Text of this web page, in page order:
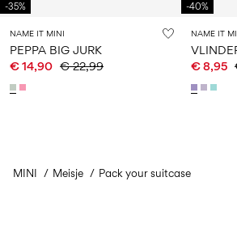
-35%
NAME IT MINI
PEPPA BIG JURK
€ 14,90 € 22,99
-40%
NAME IT
€ 8,95
Je hebt 24 van de 45 items
MINI Meisje Pack your suitcase